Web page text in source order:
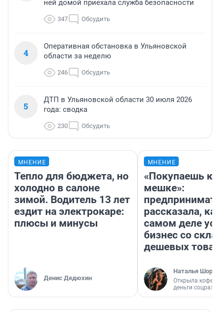
ней домой приехала служба безопасности
347 Обсудить
4
Оперативная обстановка в Ульяновской
области за неделю
246 Обсудить
5
ДТП в Ульяновской области 30 июля 2026
года: сводка
230 Обсудить
МНЕНИЕ
Тепло для бюджета, но
холодно в салоне
зимой. Водитель 13 лет
ездит на электрокаре:
плюсы и минусы
Денис Дедюхин
МНЕНИЕ
«Покупаешь
мешке»:
рассказала,
самом деле
бизнес со
дешевых
Наталья
Открыла
деньги